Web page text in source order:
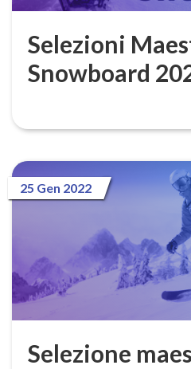
Selezioni
Snowboard
25 Gen 2022
Selezione